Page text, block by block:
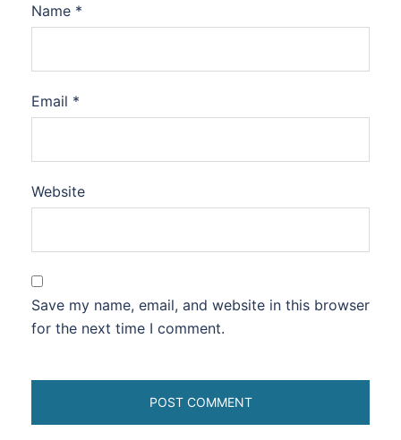
Name *
Email *
Website
Save my name, email, and website in this browser
for the next time I comment.